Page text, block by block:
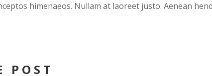
himenaeos. Nullam at laoreet justo. Aenean
POST